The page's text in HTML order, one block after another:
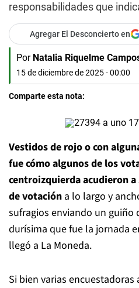
responsabilidades que
Agregar El Desconcierto en
Por Natalia Riquelme
15 de diciembre de 2025 - 00:00
Comparte esta nota:
Vestidos de rojo o con
fue cómo algunos de los
centroizquierda acudieron
de votación a lo largo y
sufragios enviando un guiño
durísima que fue la jornada
llegó a La Moneda.
Si bien varias